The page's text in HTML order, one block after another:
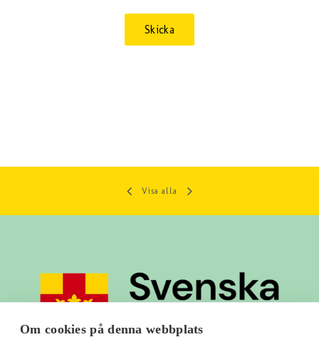
Visa alla
Om cookies på denna webbplats